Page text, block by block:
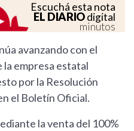
Escuchá esta nota
EL DIARIOdigital
minutos
avanzando con el
empresa estatal
por la Resolución
el Boletín Oficial.
la venta del 100%